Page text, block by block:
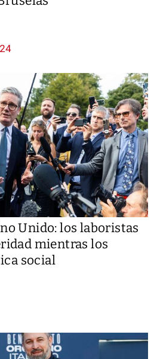
Unido: los laboristas
mientras los
social